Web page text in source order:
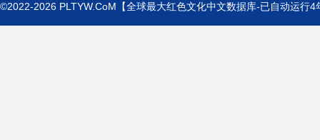
©2022-2026 PLTYW.CoM 【全球最大红色文化中文数据库-已自动运行4